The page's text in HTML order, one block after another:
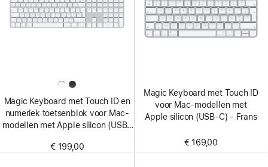
Magic Keyboard met Touch ID en
numeriek toetsenblok voor Mac-
modellen met Apple silicon (USB–
€ 199,00
Magic Keyboard met Touch ID
voor Mac-modellen met
Apple silicon (USB-C) - Frans
€ 169,00